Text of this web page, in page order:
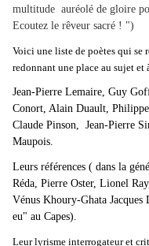
multitude auréolé de gloire
Ecoutez le rêveur sacré ! ")
Voici une liste de poètes qui
redonnant une place au sujet
Jean-Pierre Lemaire, Guy
Conort, Alain Duault, Philippe
Claude Pinson, Jean-Pierre
Maupois.
Leurs références ( dans la
Réda, Pierre Oster, Lionel
Vénus Khoury-Ghata Jacques
eu" au Capes).
Leur lyrisme interrogateur et